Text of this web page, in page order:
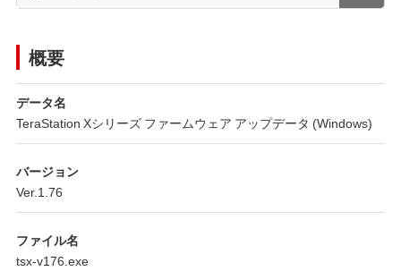
概要
データ名
TeraStation Xシリーズ ファームウェア アップデータ (Windows)
バージョン
Ver.1.76
ファイル名
tsx-v176.exe